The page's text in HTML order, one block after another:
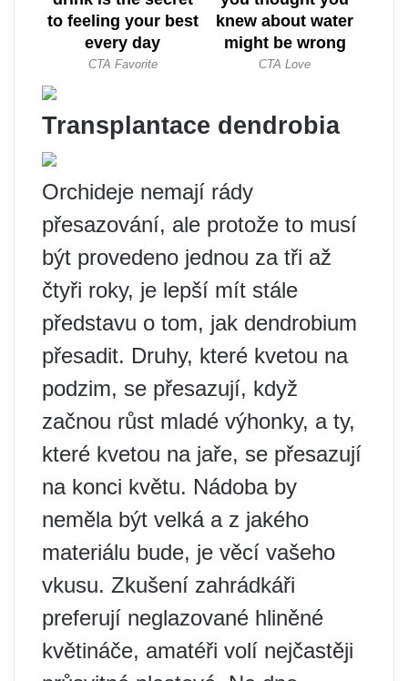
Transplantace dendrobia
Orchideje nemají rády
přesazování, ale protože to musí
být provedeno jednou za tři až
čtyři roky, je lepší mít stále
představu o tom, jak dendrobium
přesadit. Druhy, které kvetou na
podzim, se přesazují, když
začnou růst mladé výhonky, a ty,
které kvetou na jaře, se přesazují
na konci květu. Nádoba by
neměla být velká a z jakého
materiálu bude, je věcí vašeho
vkusu. Zkušení zahrádkáři
preferují neglazované hliněné
květináče, amatéři volí nejčastěji